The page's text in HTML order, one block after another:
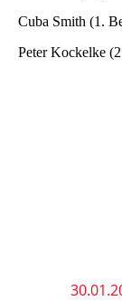
Cuba Smith (1.
Peter Kockelke